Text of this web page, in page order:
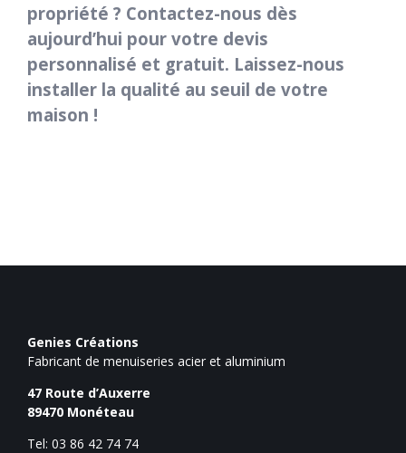
propriété ? Contactez-nous dès
aujourd’hui pour votre devis
personnalisé et gratuit. Laissez-nous
installer la qualité au seuil de votre
maison !
Genies Créations
Fabricant de menuiseries acier et aluminium
47 Route d’Auxerre
89470 Monéteau
Tel: 03 86 42 74 74